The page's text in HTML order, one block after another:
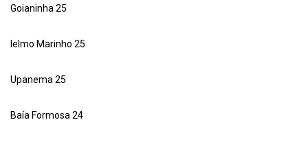
Goianinha 25
Ielmo Marinho 25
Upanema 25
Baía Formosa 24